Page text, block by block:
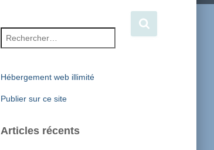
Hébergement web illimité
Publier sur ce site
Articles récents